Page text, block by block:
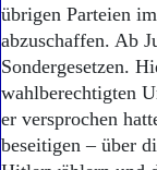
übrigen Parteien
abzuschaffen. Ab
Sondergesetzen.
wahlberechtigten
er versprochen
beseitigen – über